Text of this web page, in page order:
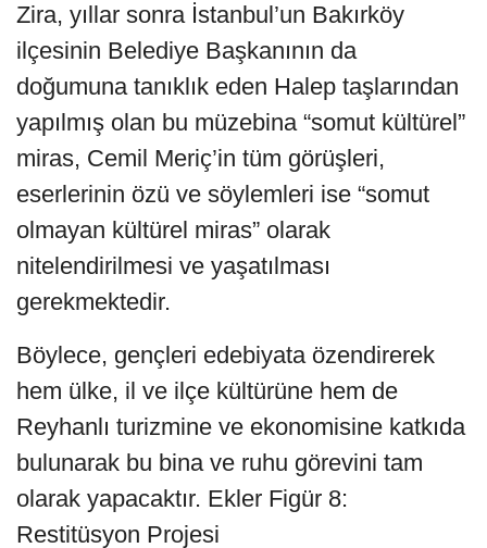
Zira, yıllar sonra İstanbul’un Bakırköy
ilçesinin Belediye Başkanının da
doğumuna tanıklık eden Halep taşlarından
yapılmış olan bu müzebina “somut kültürel”
miras, Cemil Meriç’in tüm görüşleri,
eserlerinin özü ve söylemleri ise “somut
olmayan kültürel miras” olarak
nitelendirilmesi ve yaşatılması
gerekmektedir.
Böylece, gençleri edebiyata özendirerek
hem ülke, il ve ilçe kültürüne hem de
Reyhanlı turizmine ve ekonomisine katkıda
bulunarak bu bina ve ruhu görevini tam
olarak yapacaktır. Ekler Figür 8:
Restitüsyon Projesi